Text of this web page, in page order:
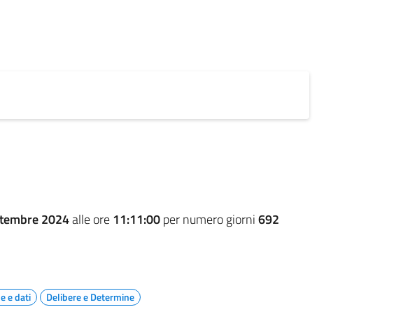
2024alle ore11:11:00per numero giorni692
e dati Delibere e Determine